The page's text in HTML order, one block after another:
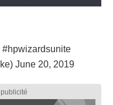
#hpwizardsunite
June 20, 2019